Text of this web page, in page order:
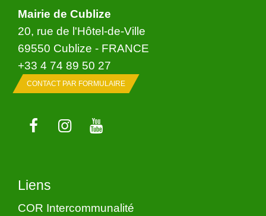
Mairie de Cublize
20, rue de l'Hôtel-de-Ville
69550 Cublize - FRANCE
+33 4 74 89 50 27
CONTACT PAR FORMULAIRE
Liens
COR Intercommunalité